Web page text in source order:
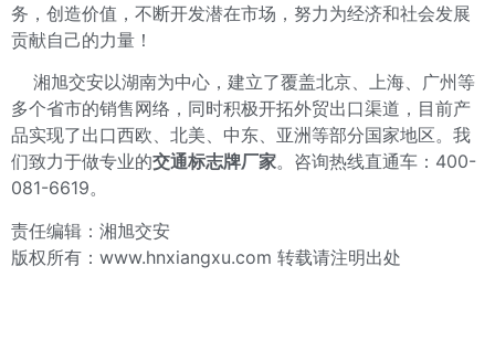
务，创造价值，不断开发潜在市场，努力为经济和社会发展
贡献自己的力量！
湘旭交安以湖南为中心，建立了覆盖北京、上海、广州等
多个省市的销售网络，同时积极开拓外贸出口渠道，目前产
品实现了出口西欧、北美、中东、亚洲等部分国家地区。我
们致力于做专业的交通标志牌厂家。咨询热线直通车：400-
081-6619。
责任编辑：湘旭交安
版权所有：www.hnxiangxu.com 转载请注明出处